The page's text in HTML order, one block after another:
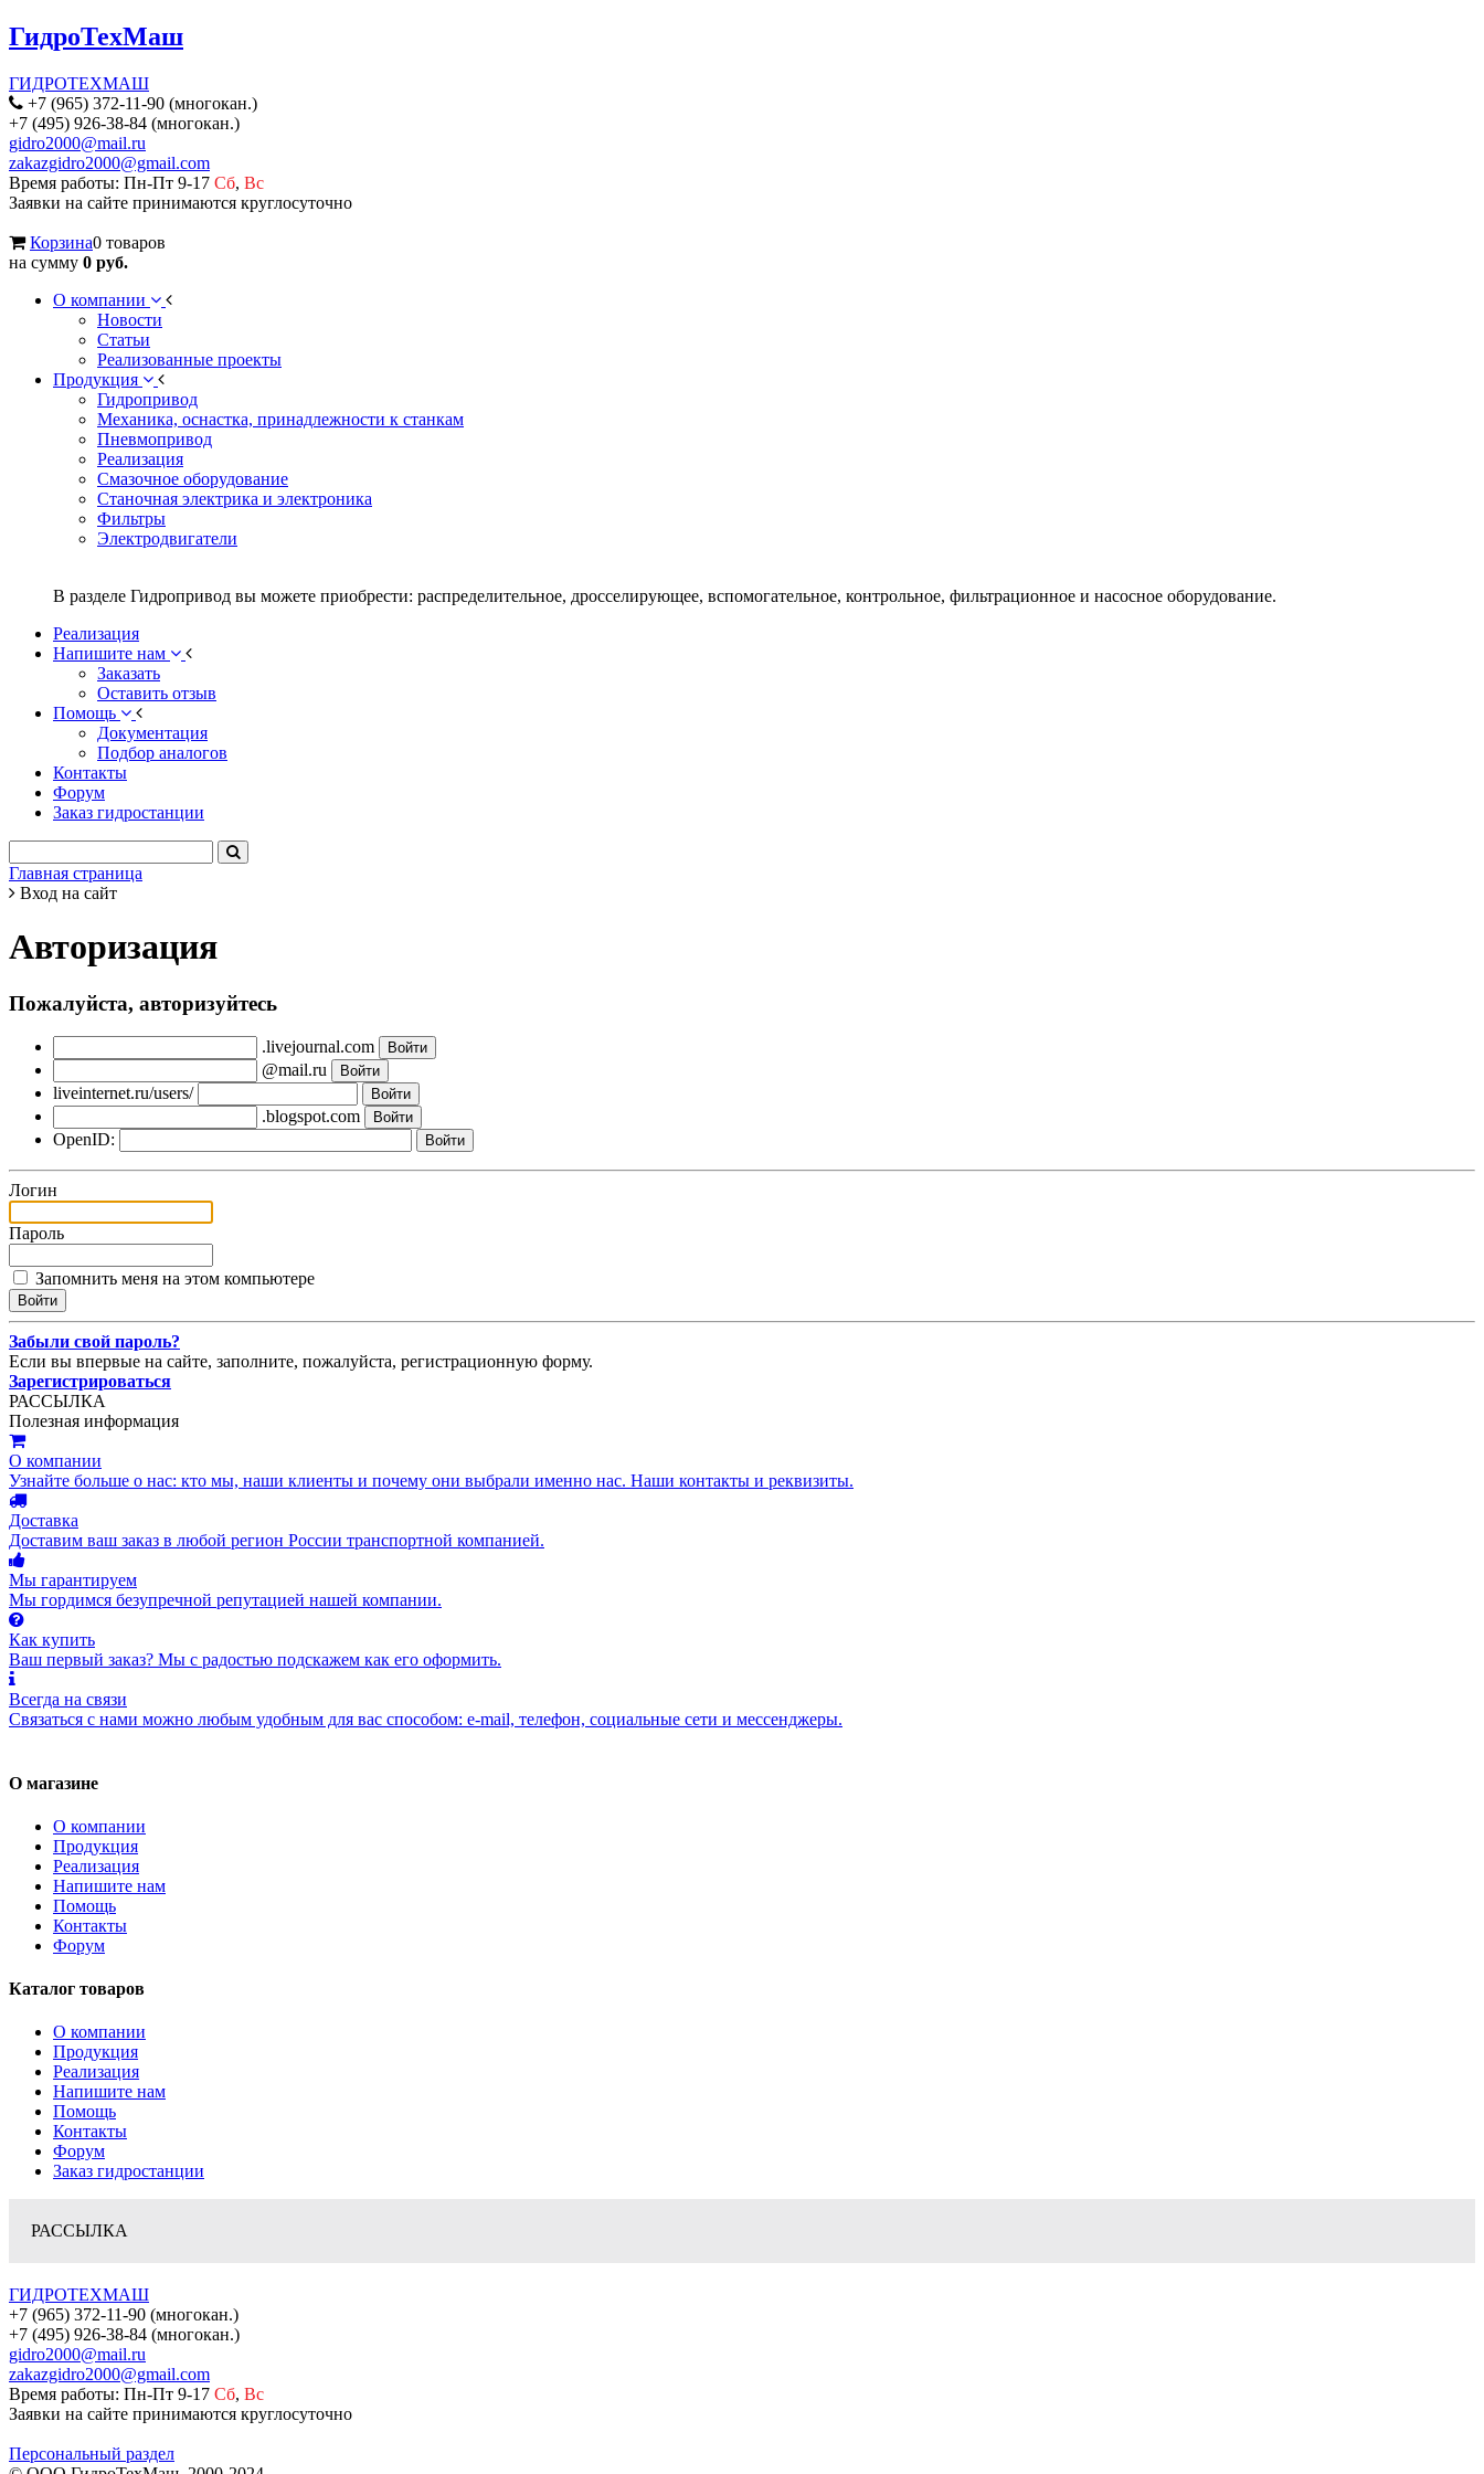
ГидроТехМаш
ГИДРОТЕХМАШ
+7 (965) 372-11-90 (многокан.)
+7 (495) 926-38-84 (многокан.)
gidro2000@mail.ru
zakazgidro2000@gmail.com
Время работы: Пн-Пт 9-17 Сб, Вс
Заявки на сайте принимаются круглосуточно
Корзина0 товаров
на сумму 0 руб.
О компании
Новости
Статьи
Реализованные проекты
Продукция
Гидропривод
Механика, оснастка, принадлежности к станкам
Пневмопривод
Реализация
Смазочное оборудование
Станочная электрика и электроника
Фильтры
Электродвигатели
В разделе Гидропривод вы можете приобрести: распределительное, дросселирующее, вспомогательное, контрольное, фильтрационное и насосное оборудование.
Реализация
Напишите нам
Заказать
Оставить отзыв
Помощь
Документация
Подбор аналогов
Контакты
Форум
Заказ гидростанции
Главная страница
Вход на сайт
Авторизация
Пожалуйста, авторизуйтесь
.livejournal.com
@mail.ru
liveinternet.ru/users/
.blogspot.com
OpenID:
Логин
Пароль
Запомнить меня на этом компьютере
Забыли свой пароль?
Если вы впервые на сайте, заполните, пожалуйста, регистрационную форму.
Зарегистрироваться
РАССЫЛКА
Полезная информация
О компании
Узнайте больше о нас: кто мы, наши клиенты и почему они выбрали именно нас. Наши контакты и реквизиты.
Доставка
Доставим ваш заказ в любой регион России транспортной компанией.
Мы гарантируем
Мы гордимся безупречной репутацией нашей компании.
Как купить
Ваш первый заказ? Мы с радостью подскажем как его оформить.
Всегда на связи
Связаться с нами можно любым удобным для вас способом: e-mail, телефон, социальные сети и мессенджеры.
О магазине
О компании
Продукция
Реализация
Напишите нам
Помощь
Контакты
Форум
Каталог товаров
О компании
Продукция
Реализация
Напишите нам
Помощь
Контакты
Форум
Заказ гидростанции
РАССЫЛКА
ГИДРОТЕХМАШ
+7 (965) 372-11-90 (многокан.)
+7 (495) 926-38-84 (многокан.)
gidro2000@mail.ru
zakazgidro2000@gmail.com
Время работы: Пн-Пт 9-17 Сб, Вс
Заявки на сайте принимаются круглосуточно
Персональный раздел